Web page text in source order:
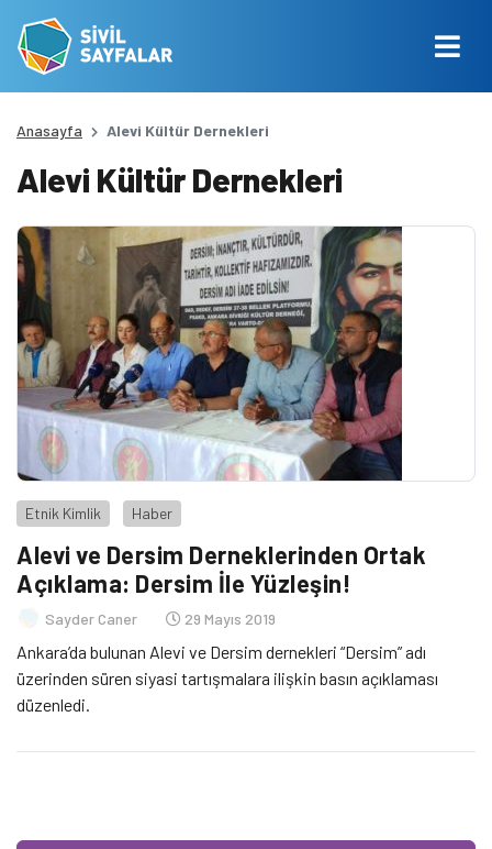
Anasayfa Alevi Kültür Dernekleri
Alevi Kültür Dernekleri
Etnik Kimlik Haber
Alevi ve Dersim Derneklerinden Ortak
Açıklama: Dersim İle Yüzleşin!
Sayder Caner 29 Mayıs 2019
Ankara’da bulunan Alevi ve Dersim dernekleri “Dersim” adı
üzerinden süren siyasi tartışmalara ilişkin basın açıklaması
düzenledi.